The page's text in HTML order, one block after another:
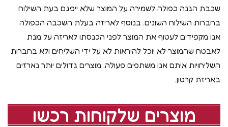
שכבת הגנה כפולה לשמירה על המוצר שלא ייפגם בעת השילוח
בחברות השילוח השונים. בנוסף לאריזה בעלת השכבה הכפולה
אנו מקפידים לעטוף את המוצר לפני הכנסתו לאריזה על מנת
לאבטח שהמוצר לא יוכל להיראות לא על ידי השליחים ולא בחברות
השליחויות איתם אנו משתפים פעולה. מוצרים גדולים יותר נארזים
באריזת קרטון.
מוצרים שלקוחות רכשו